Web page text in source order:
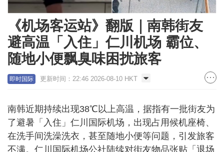
《机场客运站》翻版｜南韩街友
避高温「入住」仁川机场 霸位、
随地小便飘臭味困扰旅客
即时国际 更新时间：22:46 2026-08-10 HKT
南韩近期持续出现38℃以上高温，据指有一批街友为
了避暑「入住」仁川国际机场，出现占用候机座椅、
在洗手间洗澡洗衣，甚至随地小便等问题，引发旅客
不满。仁川国际机场公社陆续对街友物品张贴「退场